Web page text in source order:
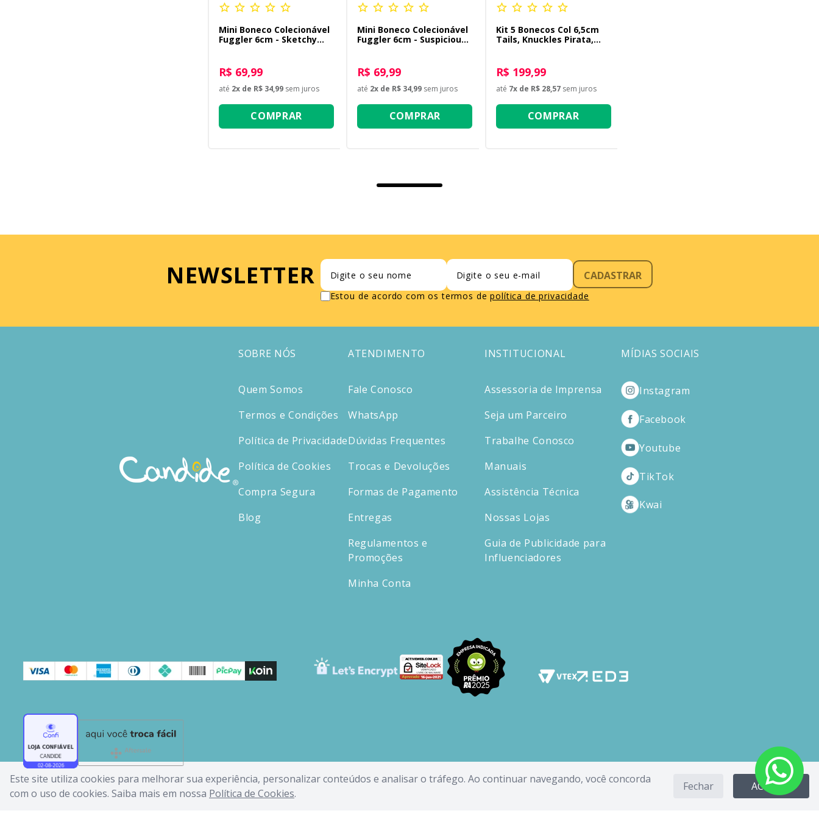
Este site utiliza cookies para melhorar sua experiência, personalizar conteúdos e analisar o tráfego. Ao continuar navegando, você concorda
com o uso de cookies. Saiba mais em nossa Política de Cookies.
Fechar ACEITAR
Mini Boneco Colecionável
Fuggler 6cm - Sketchy
R$ 69,99
até 2x de R$ 34,99 sem juros
COMPRAR
Mini Boneco Colecionável
Fuggler 6cm - Suspicious
R$ 69,99
até 2x de R$ 34,99 sem juros
COMPRAR
Kit 5 Bonecos Col 6,5cm
Tails, Knuckles Pirata,
R$ 199,99
até 7x de R$ 28,57 sem juros
COMPRAR
NEWSLETTER CADASTRAR
Estou de acordo com os termos de política de privacidade
SOBRE NÓS
Quem Somos
Termos e Condições
Política de Privacidade
Política de Cookies
Compra Segura
Blog
ATENDIMENTO
Fale Conosco
WhatsApp
Dúvidas Frequentes
Trocas e Devoluções
Formas de Pagamento
Entregas
Regulamentos e
Promoções
Minha Conta
INSTITUCIONAL
Assessoria de Imprensa
Seja um Parceiro
Trabalhe Conosco
Manuais
Assistência Técnica
Nossas Lojas
Guia de Publicidade para
Influenciadores
MÍDIAS SOCIAIS
Instagram
Facebook
Youtube
TikTok
Kwai